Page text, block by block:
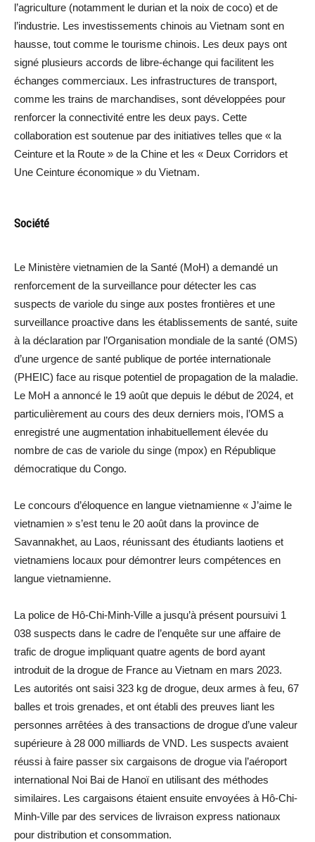
l’agriculture (notamment le durian et la noix de coco) et de
l’industrie. Les investissements chinois au Vietnam sont en
hausse, tout comme le tourisme chinois. Les deux pays ont
signé plusieurs accords de libre-échange qui facilitent les
échanges commerciaux. Les infrastructures de transport,
comme les trains de marchandises, sont développées pour
renforcer la connectivité entre les deux pays. Cette
collaboration est soutenue par des initiatives telles que « la
Ceinture et la Route » de la Chine et les « Deux Corridors et
Une Ceinture économique » du Vietnam.
Société
Le Ministère vietnamien de la Santé (MoH) a demandé un
renforcement de la surveillance pour détecter les cas
suspects de variole du singe aux postes frontières et une
surveillance proactive dans les établissements de santé, suite
à la déclaration par l’Organisation mondiale de la santé (OMS)
d’une urgence de santé publique de portée internationale
(PHEIC) face au risque potentiel de propagation de la maladie.
Le MoH a annoncé le 19 août que depuis le début de 2024, et
particulièrement au cours des deux derniers mois, l’OMS a
enregistré une augmentation inhabituellement élevée du
nombre de cas de variole du singe (mpox) en République
démocratique du Congo.
Le concours d’éloquence en langue vietnamienne « J’aime le
vietnamien » s’est tenu le 20 août dans la province de
Savannakhet, au Laos, réunissant des étudiants laotiens et
vietnamiens locaux pour démontrer leurs compétences en
langue vietnamienne.
La police de Hô-Chi-Minh-Ville a jusqu’à présent poursuivi 1
038 suspects dans le cadre de l’enquête sur une affaire de
trafic de drogue impliquant quatre agents de bord ayant
introduit de la drogue de France au Vietnam en mars 2023.
Les autorités ont saisi 323 kg de drogue, deux armes à feu, 67
balles et trois grenades, et ont établi des preuves liant les
personnes arrêtées à des transactions de drogue d’une valeur
supérieure à 28 000 milliards de VND. Les suspects avaient
réussi à faire passer six cargaisons de drogue via l’aéroport
international Noi Bai de Hanoï en utilisant des méthodes
similaires. Les cargaisons étaient ensuite envoyées à Hô-Chi-
Minh-Ville par des services de livraison express nationaux
pour distribution et consommation.